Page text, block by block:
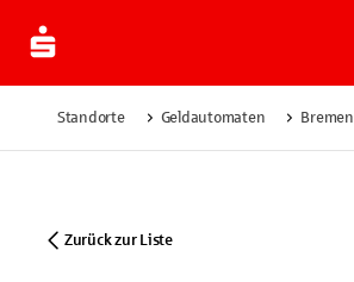
Standorte Geldautomaten Bremen
Zurück zur Liste